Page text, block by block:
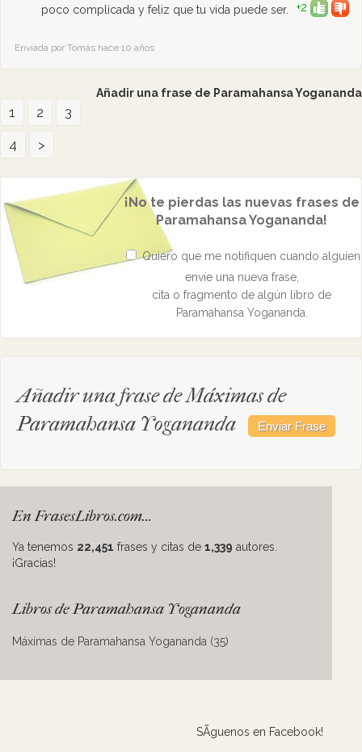
poco complicada y feliz que tu vida puede ser.
+2
Enviada por Tomás hace 10 años
Añadir una frase de Paramahansa Yogananda
1 2
3
4
>
¡No te pierdas las nuevas frases de
Paramahansa Yogananda!
Quiero que me notifiquen cuando alguien
envíe una nueva frase,
cita o fragmento de algún libro de
Paramahansa Yogananda.
Añadir una frase de Máximas de
Paramahansa Yogananda
En FrasesLibros.com...
Ya tenemos 22,451 frases y citas de 1,339 autores.
¡Gracias!
Libros de Paramahansa Yogananda
Máximas de Paramahansa Yogananda (35)
SÃ­guenos en Facebook!